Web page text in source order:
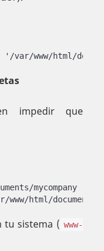
var/www/html/
impedir que
mycompany
html/documents/
tu sistema ( www-